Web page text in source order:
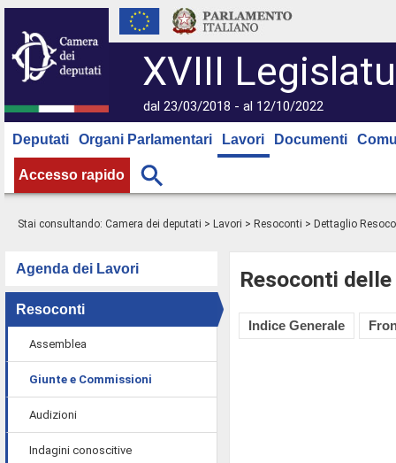
XVIII
dal 23/03/2018 - al 12/10/2022
Deputati Organi Parlamentari Lavori Documenti
Accesso rapido
Stai consultando: Camera dei deputati > Lavori > Resoconti > Dettaglio
Agenda dei Lavori
Resoconti
Assemblea
Giunte e Commissioni
Audizioni
Indagini conoscitive
Resoconti
Indice Generale